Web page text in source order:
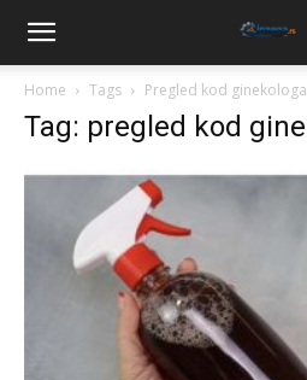
Home Tags Pregled kod ginekologa
Tag: pregled kod